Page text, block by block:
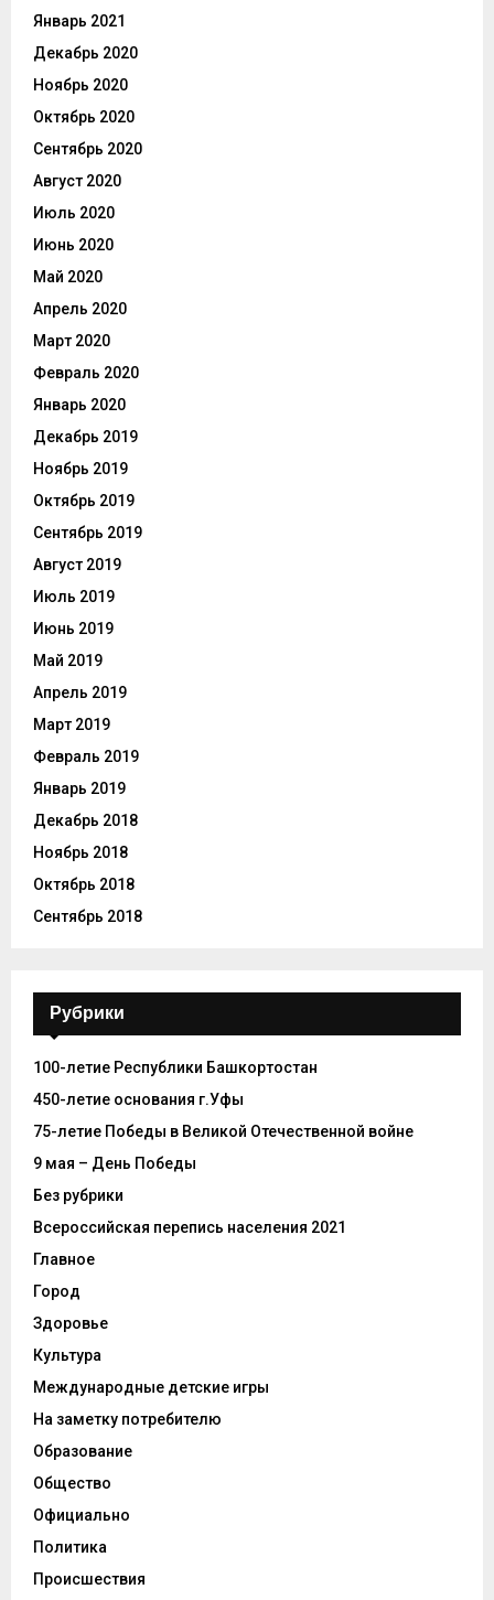
Январь 2021
Декабрь 2020
Ноябрь 2020
Октябрь 2020
Сентябрь 2020
Август 2020
Июль 2020
Июнь 2020
Май 2020
Апрель 2020
Март 2020
Февраль 2020
Январь 2020
Декабрь 2019
Ноябрь 2019
Октябрь 2019
Сентябрь 2019
Август 2019
Июль 2019
Июнь 2019
Май 2019
Апрель 2019
Март 2019
Февраль 2019
Январь 2019
Декабрь 2018
Ноябрь 2018
Октябрь 2018
Сентябрь 2018
Рубрики
100-летие Республики Башкортостан
450-летие основания г.Уфы
75-летие Победы в Великой Отечественной войне
9 мая – День Победы
Без рубрики
Всероссийская перепись населения 2021
Главное
Город
Здоровье
Культура
Международные детские игры
На заметку потребителю
Образование
Общество
Официально
Политика
Происшествия